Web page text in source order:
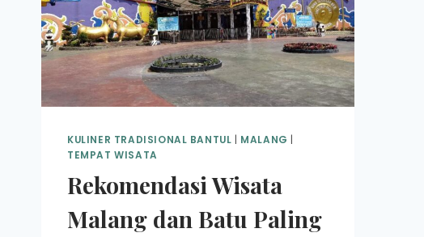
KULINER TRADISIONAL BANTUL MALANG
TEMPAT WISATA
Rekomendasi Wisata
Malang dan Batu Paling